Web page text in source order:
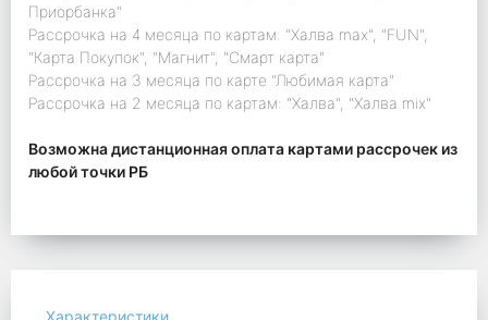
Приорбанка"
Рассрочка на 4 месяца по картам: "Халва max", "FUN",
"Карта Покупок", "Магнит", "Смарт карта"
Рассрочка на 3 месяца по карте "Любимая карта"
Рассрочка на 2 месяца по картам: "Халва", "Халва mix"
Возможна дистанционная оплата картами рассрочек из
любой точки РБ
Характеристики